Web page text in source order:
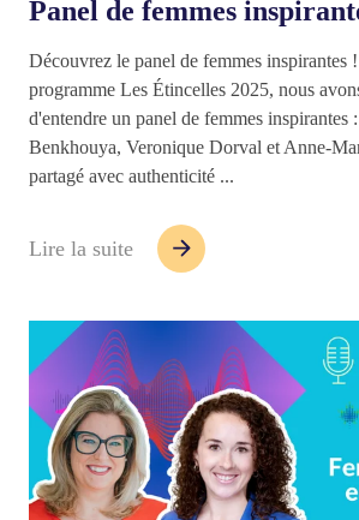
Panel de femmes
Découvrez le panel de femmes inspirantes
programme Les Étincelles 2025, nous
d'entendre un panel de femmes inspirantes
Benkhouya, Veronique Dorval et Anne-
partagé avec authenticité ...
Lire la suite